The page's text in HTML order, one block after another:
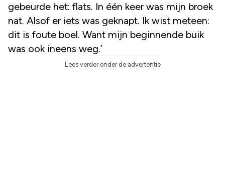
gebeurde het: flats. In één keer was mijn broek
nat. Alsof er iets was geknapt. Ik wist meteen:
dit is foute boel. Want mijn beginnende buik
was ook ineens weg.’
Lees verder onder de advertentie